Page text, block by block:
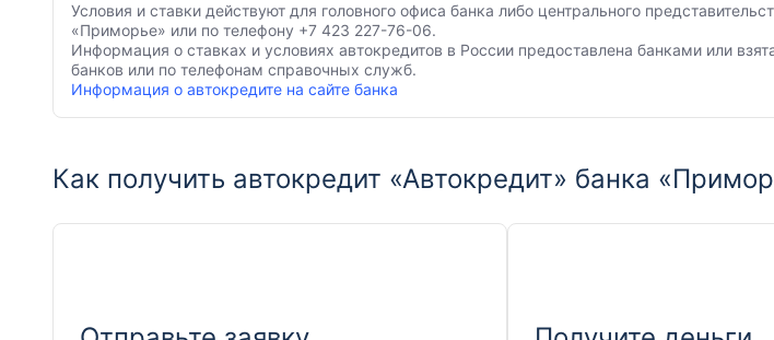
Условия и ставки действуют для головного офиса банка либо центрального
«Приморье» или по телефону +7 423 227-76-06.
Информация о ставках и условиях автокредитов в России предоставлена банками или
банков или по телефонам справочных служб.
Информация о автокредите на сайте банка
Как получить автокредит «Автокредит» банка